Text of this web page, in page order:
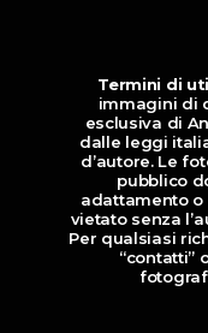
Termini di
immagini di
esclusiva di
dalle leggi
d’autore. Le
pubblico
adattamento o
vietato senza
Per qualsiasi
“contatti”